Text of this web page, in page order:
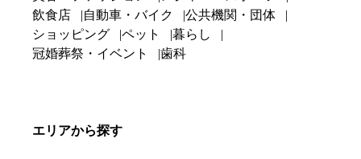
飲食店
自動車・バイク
公共機関・団体
ショッピング
ペット
暮らし
冠婚葬祭・イベント
歯科
エリアから探す